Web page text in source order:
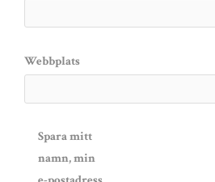
Webbplats
Spara mitt
namn, min